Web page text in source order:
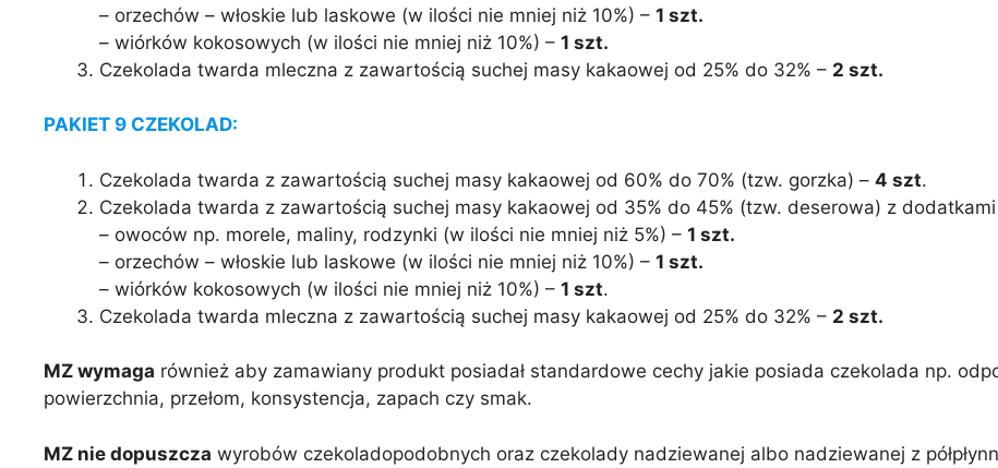
– orzechów – włoskie lub laskowe (w ilości nie mniej niż 10%) – 1 szt.
– wiórków kokosowych (w ilości nie mniej niż 10%) – 1 szt.
Czekolada twarda mleczna z zawartością suchej masy kakaowej od 25% do 32% – 2 szt.
PAKIET 9 CZEKOLAD:
Czekolada twarda z zawartością suchej masy kakaowej od 60% do 70% (tzw. gorzka) – 4 szt.
Czekolada twarda z zawartością suchej masy kakaowej od 35% do 45% (tzw. deserowa) z
– owoców np. morele, maliny, rodzynki (w ilości nie mniej niż 5%) – 1 szt.
– orzechów – włoskie lub laskowe (w ilości nie mniej niż 10%) – 1 szt.
– wiórków kokosowych (w ilości nie mniej niż 10%) – 1 szt.
Czekolada twarda mleczna z zawartością suchej masy kakaowej od 25% do 32% – 2 szt.
MZ wymaga również aby zamawiany produkt posiadał standardowe cechy jakie posiada czekolada np.
powierzchnia, przełom, konsystencja, zapach czy smak.
MZ nie dopuszcza wyrobów czekoladopodobnych oraz czekolady nadziewanej albo nadziewanej z